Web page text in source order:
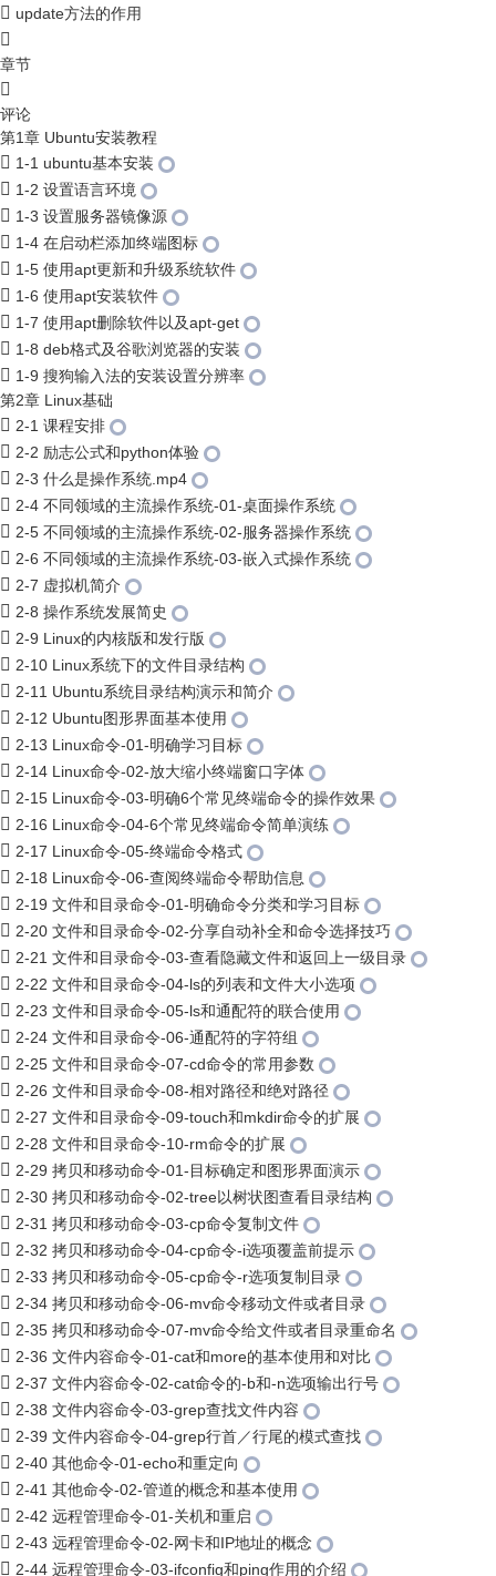
update方法的作用
章节
评论
第1章 Ubuntu安装教程
1-1 ubuntu基本安装
1-2 设置语言环境
1-3 设置服务器镜像源
1-4 在启动栏添加终端图标
1-5 使用apt更新和升级系统软件
1-6 使用apt安装软件
1-7 使用apt删除软件以及apt-get
1-8 deb格式及谷歌浏览器的安装
1-9 搜狗输入法的安装设置分辨率
第2章 Linux基础
2-1 课程安排
2-2 励志公式和python体验
2-3 什么是操作系统.mp4
2-4 不同领域的主流操作系统-01-桌面操作系统
2-5 不同领域的主流操作系统-02-服务器操作系统
2-6 不同领域的主流操作系统-03-嵌入式操作系统
2-7 虚拟机简介
2-8 操作系统发展简史
2-9 Linux的内核版和发行版
2-10 Linux系统下的文件目录结构
2-11 Ubuntu系统目录结构演示和简介
2-12 Ubuntu图形界面基本使用
2-13 Linux命令-01-明确学习目标
2-14 Linux命令-02-放大缩小终端窗口字体
2-15 Linux命令-03-明确6个常见终端命令的操作效果
2-16 Linux命令-04-6个常见终端命令简单演练
2-17 Linux命令-05-终端命令格式
2-18 Linux命令-06-查阅终端命令帮助信息
2-19 文件和目录命令-01-明确命令分类和学习目标
2-20 文件和目录命令-02-分享自动补全和命令选择技巧
2-21 文件和目录命令-03-查看隐藏文件和返回上一级目录
2-22 文件和目录命令-04-ls的列表和文件大小选项
2-23 文件和目录命令-05-ls和通配符的联合使用
2-24 文件和目录命令-06-通配符的字符组
2-25 文件和目录命令-07-cd命令的常用参数
2-26 文件和目录命令-08-相对路径和绝对路径
2-27 文件和目录命令-09-touch和mkdir命令的扩展
2-28 文件和目录命令-10-rm命令的扩展
2-29 拷贝和移动命令-01-目标确定和图形界面演示
2-30 拷贝和移动命令-02-tree以树状图查看目录结构
2-31 拷贝和移动命令-03-cp命令复制文件
2-32 拷贝和移动命令-04-cp命令-i选项覆盖前提示
2-33 拷贝和移动命令-05-cp命令-r选项复制目录
2-34 拷贝和移动命令-06-mv命令移动文件或者目录
2-35 拷贝和移动命令-07-mv命令给文件或者目录重命名
2-36 文件内容命令-01-cat和more的基本使用和对比
2-37 文件内容命令-02-cat命令的-b和-n选项输出行号
2-38 文件内容命令-03-grep查找文件内容
2-39 文件内容命令-04-grep行首／行尾的模式查找
2-40 其他命令-01-echo和重定向
2-41 其他命令-02-管道的概念和基本使用
2-42 远程管理命令-01-关机和重启
2-43 远程管理命令-02-网卡和IP地址的概念
2-44 远程管理命令-03-ifconfig和ping作用的介绍